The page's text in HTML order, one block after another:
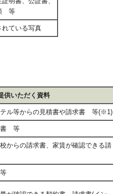
等
れている写真
供いただく資料
テル等からの見積書や請求書 等(※1)
書 等
からの請求書、家賃が確認できる請